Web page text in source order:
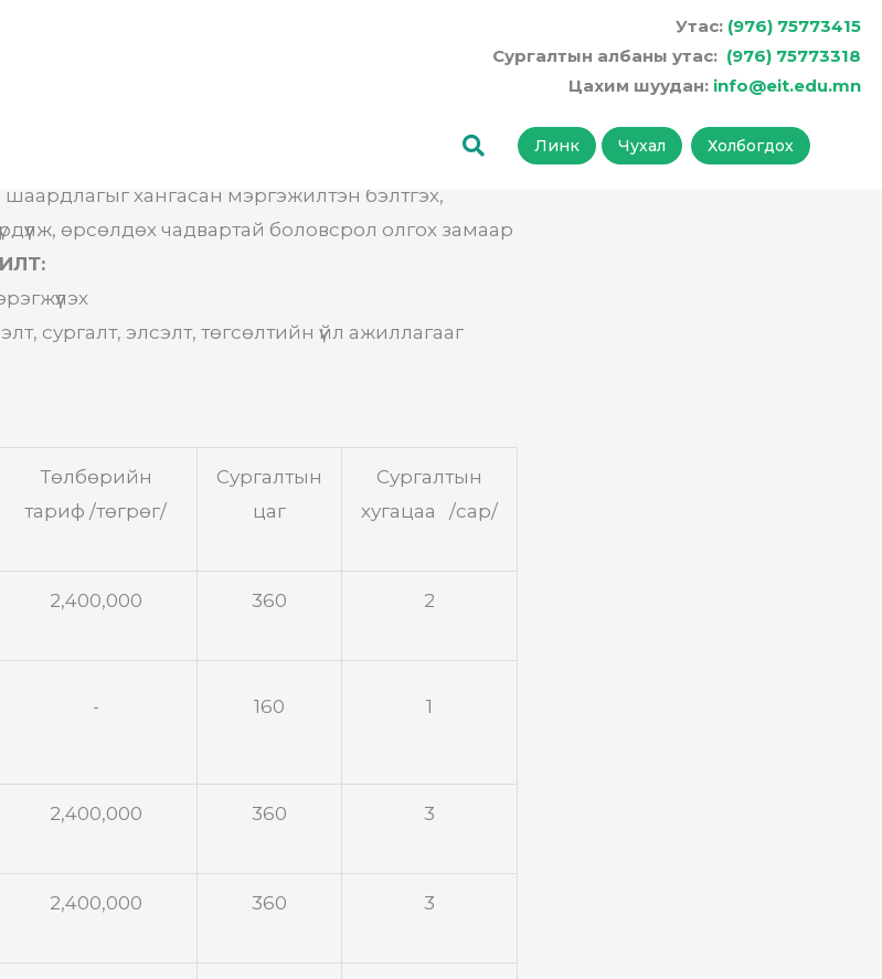
Утас: (976) 75773415
Сургалтын албаны утас: (976) 75773318
Цахим шуудан: info@eit.edu.mn
Линк Чухал Холбогдох
хангасан мэргэжилтэн бэлтгэх,
өрсөлдөх чадвартай боловсрол олгох замаар
сургалт, элсэлт, төгсөлтийн үйл ажиллагааг
Төлбөрийн
тариф /төгрөг/
Сургалтын
цаг
Сургалтын
хугацаа /сар/
2,400,000 360 2
- 160 1
2,400,000 360 3
2,400,000 360 3